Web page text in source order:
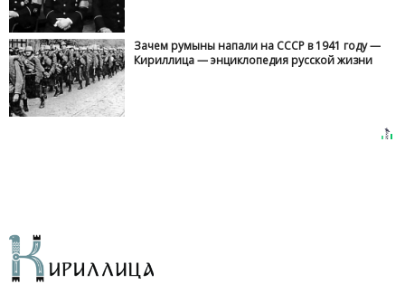
Зачем румыны напали на СССР в 1941 году —
Кириллица — энциклопедия русской жизни